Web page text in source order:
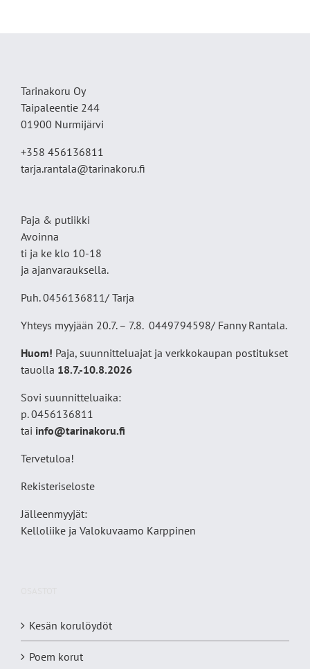
Tarinakoru Oy
Taipaleentie 244
01900 Nurmijärvi
+358 456136811
tarja.rantala@tarinakoru.fi
Paja & putiikki
Avoinna
ti ja ke klo 10-18
ja ajanvarauksella.
Puh. 0456136811/ Tarja
Yhteys myyjään 20.7. – 7.8. 0449794598/ Fanny Rantala.
Huom! Paja, suunnitteluajat ja verkkokaupan postitukset
tauolla 18.7.-10.8.2026
Sovi suunnitteluaika:
p. 0456136811
tai info@tarinakoru.fi
Tervetuloa!
Rekisteriseloste
Jälleenmyyjät:
Kelloliike ja Valokuvaamo Karppinen
Kesän korulöydöt
Poem korut